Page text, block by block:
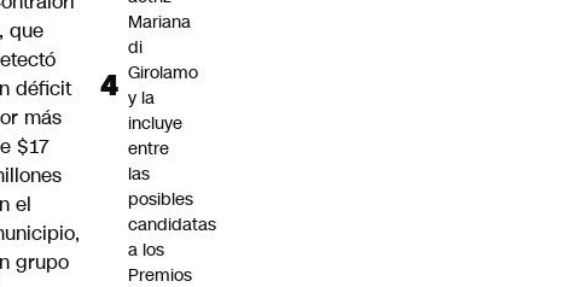
que
déficit
más
$17
el
grupo
Mariana
di
Girolamo
y la
incluye
entre
las
posibles
candidatas
a los
Premios